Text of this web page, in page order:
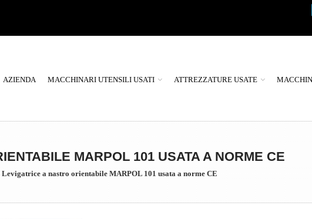
AZIENDA MACCHINARI UTENSILI USATI ATTREZZATURE USATE
MARPOL 101 USATA A NORME CE
Levigatrice a nastro orientabile MARPOL 101 usata a norme CE